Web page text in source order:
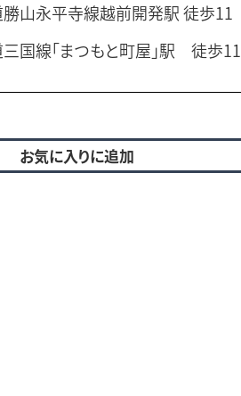
勝山永平寺線越前開発駅 徒歩11
国線「まつもと町屋」駅 徒歩11
お気に入りに追加